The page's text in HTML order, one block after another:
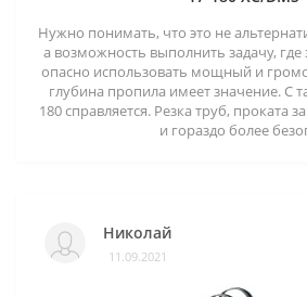
Нужно понимать, что это не
а возможность выполнить задачу, где
опасно использовать мощный и
глубина пропила имеет значение. С
180 справляется. Резка труб, проката
и гораздо более
Николай
11.09.2021